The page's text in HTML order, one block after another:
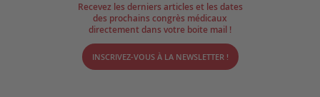
Recevez les derniers articles et les dates
des prochains congrès médicaux
directement dans votre boite mail !
INSCRIVEZ-VOUS À LA NEWSLETTER !